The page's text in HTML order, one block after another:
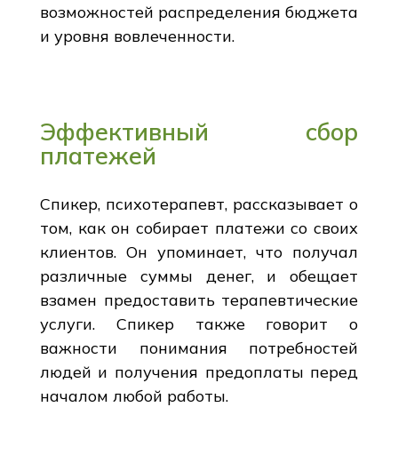
возможностей распределения бюджета
и уровня вовлеченности.
Эффективный сбор
платежей
Спикер, психотерапевт, рассказывает о
том, как он собирает платежи со своих
клиентов. Он упоминает, что получал
различные суммы денег, и обещает
взамен предоставить терапевтические
услуги. Спикер также говорит о
важности понимания потребностей
людей и получения предоплаты перед
началом любой работы.